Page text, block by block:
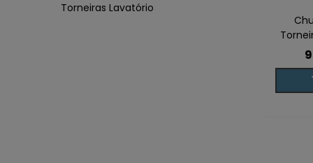
Torneiras Lavatório